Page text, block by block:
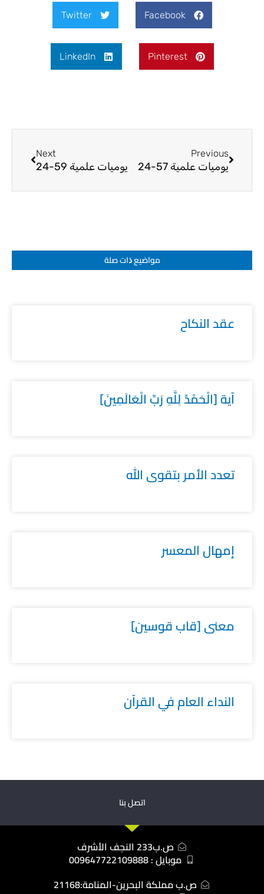
Facebook
Twitter
Pinterest
LinkedIn
Previous
يوميات علمية 57-24
Next
يوميات علمية 59-24
مواضيع ﺫات صلة
عقد النكاح
آية [الْحَمْدُ لِلَّهِ رَبِّ الْعَالَمِينَ]
تعدد الأمر بتقوى الله
إمهال المعسر
معنى [قاب قوسين]
النداء العام في القرآن
اتصل بنا
ص.ب233 النجف الأشرف
موبايل : 009647722109888
ص.ب مملكة البحرين-المنامة:21168